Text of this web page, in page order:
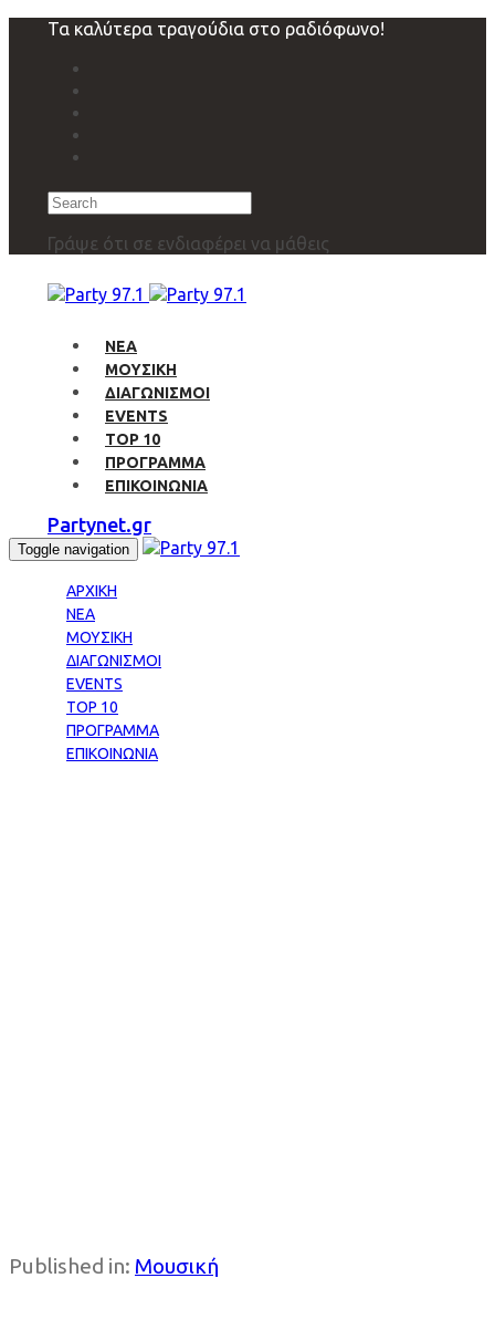
navigation
Τα καλύτερα τραγούδια στο ραδιόφωνο!
Search
Γράψε ότι σε ενδιαφέρει να μάθεις
ΝΕΑ
ΜΟΥΣΙΚΗ
ΔΙΑΓΩΝΙΣΜΟΙ
EVENTS
TOP 10
ΠΡΟΓΡΑΜΜΑ
ΕΠΙΚΟΙΝΩΝΙΑ
Partynet.gr
Toggle navigation
ΑΡΧΙΚΗ
ΝΕΑ
ΜΟΥΣΙΚΗ
ΔΙΑΓΩΝΙΣΜΟΙ
EVENTS
TOP 10
ΠΡΟΓΡΑΜΜΑ
ΕΠΙΚΟΙΝΩΝΙΑ
Published in: Μουσική